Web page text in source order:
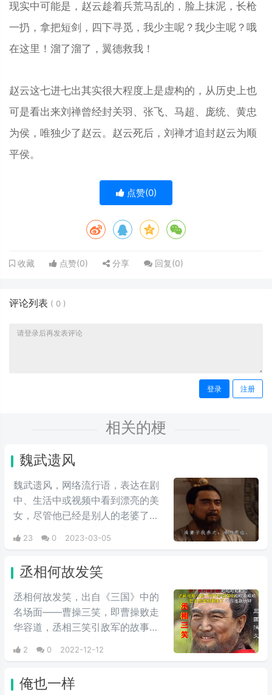
现实中可能是，赵云趁着兵荒马乱的，脸上抹泥，长枪
一扔，拿把短剑，四下寻觅，我少主呢？我少主呢？哦
在这里！溜了溜了，翼德救我！
赵云这七进七出其实很大程度上是虚构的，从历史上也
可是看出来刘禅曾经封关羽、张飞、马超、庞统、黄忠
为侯，唯独少了赵云。赵云死后，刘禅才追封赵云为顺
平侯。
点赞(0)
收藏 点赞(0) 分享 回复(0)
评论列表 ( 0 )
登录 注册
相关的梗
魏武遗风
魏武遗风，网络流行语，表达在剧
中、生活中或视频中看到漂亮的美
女，尽管他已经是别人的老婆了，
是孩子的妈了，因为太漂亮，可还
是忍不住喜欢，这种喜好人妻的属
在某些好看xjj视频的评论或弹幕中
常见这句话。
23 0 2023-03-05
丞相何故发笑
丞相何故发笑，出自《三国》中的
名场面——曹操三笑，即曹操败走
华容道，丞相三笑引敌军的故事。
的时候，意思是不要笑了，再笑就
2 0 2022-12-12
俺也一样